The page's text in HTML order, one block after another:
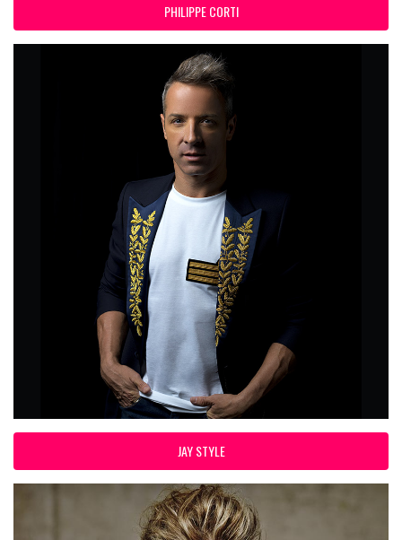
PHILIPPE CORTI
JAY STYLE